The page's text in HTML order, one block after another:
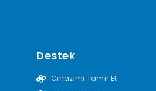
Destek
Cihazımı Tamir Et